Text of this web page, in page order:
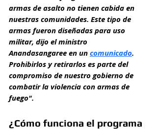
armas de asalto no tienen cabida en
nuestras comunidades. Este tipo de
armas fueron diseñadas para uso
militar, dijo el ministro
Anandasangaree en un comunicado.
Prohibirlos y retirarlos es parte del
compromiso de nuestro gobierno de
combatir la violencia con armas de
fuego".
¿Cómo funciona el programa